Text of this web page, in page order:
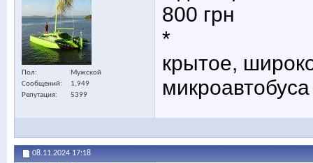
Пол
Мужской
Сообщений
1,949
Репутация
5399
800 грн
*
крытое,
микроавтобуса
08.11.2024 17:18